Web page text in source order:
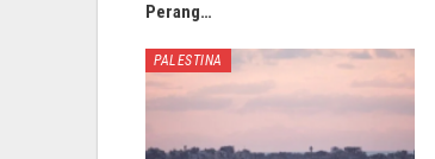
Perang…
PALESTINA